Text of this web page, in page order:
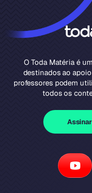
O Toda Matéria é
destinados ao
professores podem
todos os